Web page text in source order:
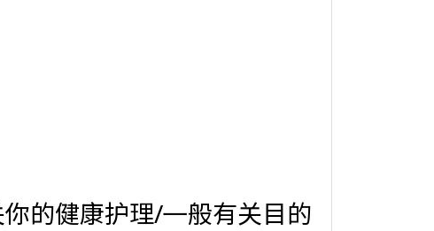
的健康护理/㇐般有关目的